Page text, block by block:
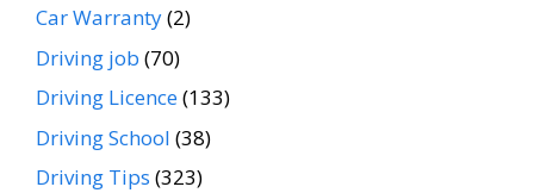
Car Warranty(2)
Driving job (70)
Driving Licence(133)
Driving School (38)
Driving Tips (323)